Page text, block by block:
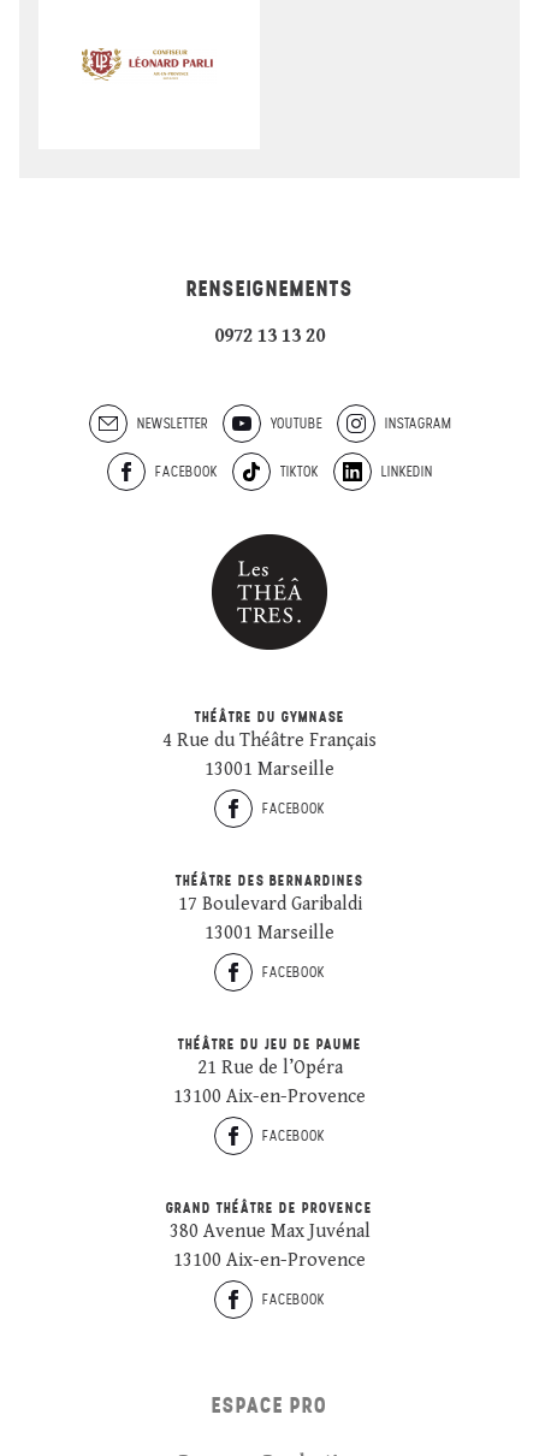
RENSEIGNEMENTS
0972 13 13 20
NEWSLETTER YOUTUBE INSTAGRAM
FACEBOOK TIKTOK LINKEDIN
THÉÂTRE DU GYMNASE
4 Rue du Théâtre Français
13001 Marseille
FACEBOOK
THÉÂTRE DES BERNARDINES
17 Boulevard Garibaldi
13001 Marseille
FACEBOOK
THÉÂTRE DU JEU DE PAUME
21 Rue de l’Opéra
13100 Aix-en-Provence
FACEBOOK
GRAND THÉÂTRE DE PROVENCE
380 Avenue Max Juvénal
13100 Aix-en-Provence
FACEBOOK
ESPACE PRO